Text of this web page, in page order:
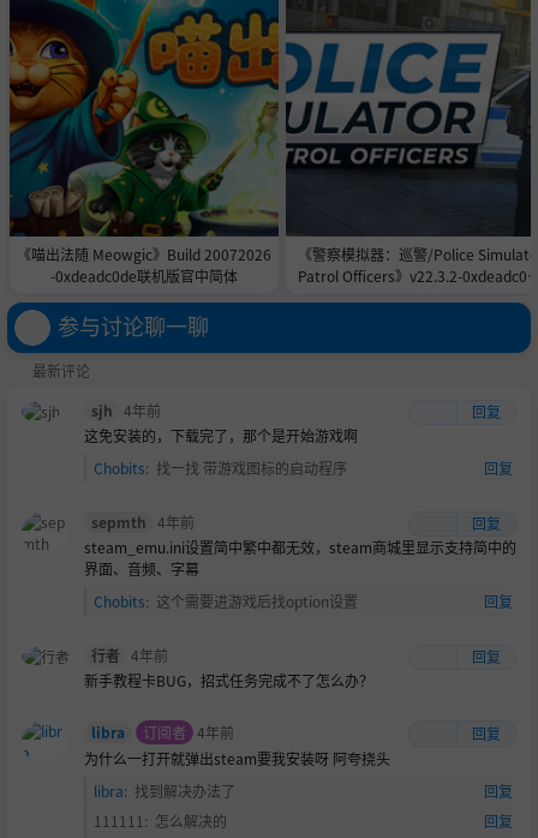
《喵出法随 Meowgic》Build 20072026
-0xdeadc0de联机版官中简体
《警察模拟器：巡警/Police
Patrol Officers》v22.3.2-
参与讨论聊一聊
最新评论
sjh 4年前
回复
这免安装的，下载完了，那个是开始游戏啊
Chobits: 找一找 带游戏图标的启动程序 回复
sepmth 4年前
回复
steam_emu.ini设置简中繁中都无效，steam商城里显示支持简中的
界面、音频、字幕
Chobits: 这个需要进游戏后找option设置 回复
行者 4年前
回复
新手教程卡BUG，招式任务完成不了怎么办？
libra 订阅者 4年前
回复
为什么一打开就弹出steam要我安装呀 阿夸挠头
libra: 找到解决办法了
回复
111111 : 怎么解决的
回复